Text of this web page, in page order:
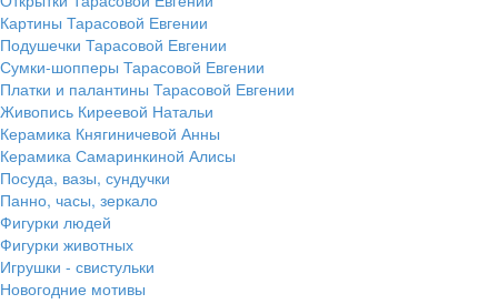
Картины Тарасовой Евгении
Подушечки Тарасовой Евгении
Сумки-шопперы Тарасовой Евгении
Платки и палантины Тарасовой Евгении
Живопись Киреевой Натальи
Керамика Княгиничевой Анны
Керамика Самаринкиной Алисы
Посуда, вазы, сундучки
Панно, часы, зеркало
Фигурки людей
Фигурки животных
Игрушки - свистульки
Новогодние мотивы